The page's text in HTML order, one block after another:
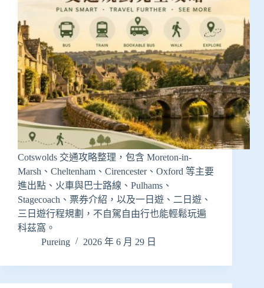
Cotswolds 交通攻略整理，包含 Moreton-in-
Marsh、Cheltenham、Cirencester、Oxford 等主要
進出點、火車與巴士路線、Pulhams、
Stagecoach、票券介紹，以及一日遊、二日遊、
三日遊行程規劃，不自駕自由行也能輕鬆玩遍
科茲窩。
Pureing
2026 年 6 月 29 日